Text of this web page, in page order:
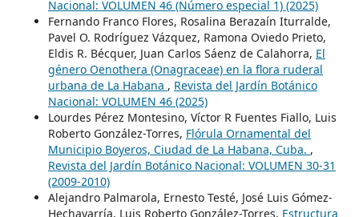
Nacional: VOLUMEN 46 (Número especial 1) (2025)
Fernando Franco Flores, Rosalina Berazaín Iturralde,
Pavel O. Rodríguez Vázquez, Ramona Oviedo Prieto,
Eldis R. Bécquer, Juan Carlos Sáenz de Calahorra, El
género Oenothera (Onagraceae) en la flora ruderal
urbana de La Habana , Revista del Jardín Botánico
Nacional: VOLUMEN 46 (2025)
Lourdes Pérez Montesino, Víctor R Fuentes Fiallo, Luis
Roberto González-Torres, Flórula Ornamental del
Municipio Boyeros, Ciudad de La Habana, Cuba. ,
Revista del Jardín Botánico Nacional: VOLUMEN 30-31
(2009-2010)
Alejandro Palmarola, Ernesto Testé, José Luis Gómez-
Hechavarría, Luis Roberto González-Torres, Estructura